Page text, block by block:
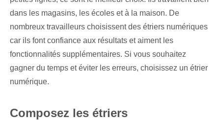
dans les magasins, les écoles et à la maison. De
nombreux travailleurs choisissent des étriers numériques
car ils font confiance aux résultats et aiment les
fonctionnalités supplémentaires. Si vous souhaitez
gagner du temps et éviter les erreurs, choisissez un étrier
numérique.
Composez les étriers